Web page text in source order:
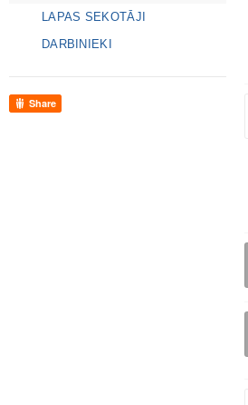
LAPAS SEKOTĀJI
DARBINIEKI
Share